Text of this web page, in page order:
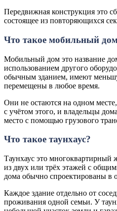
Передвижная конструкция это
состоящее из повторяющихся
Что такое мобильный
Мобильный дом это название
использованием другого
обычным зданием, имеют
перемещены в любое время.
Они не остаются на одном
с учётом этого, и владельцы
место с помощью грузового
Что такое таунхаус?
Таунхаус это многоквартирный
из двух или трёх этажей с
дома обычно спроектированы в
Каждое здание отдельно от
проживания одной семьи. У